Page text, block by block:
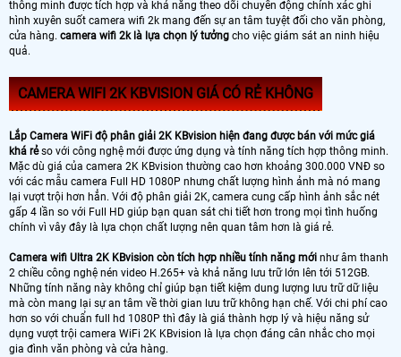
thông minh được tích hợp và khả năng theo dõi chuyển động chính xác ghi
hình xuyên suốt camera wifi 2k mang đến sự an tâm tuyệt đối cho văn phòng,
cửa hàng. camera wifi 2k là lựa chọn lý tưởng cho việc giám sát an ninh hiệu
quả.
CAMERA WIFI 2K KBVISION GIÁ CÓ RẺ KHÔNG
Lắp Camera WiFi độ phân giải 2K KBvision hiện đang được bán với mức giá
khá rẻso với công nghệ mới được ứng dụng và tính năng tích hợp thông minh.
Mặc dù giá của camera 2K KBvision thường cao hơn khoảng 300.000 VNĐ so
với các mẫu camera Full HD 1080P nhưng chất lượng hình ảnh mà nó mang
lại vượt trội hơn hẳn. Với độ phân giải 2K, camera cung cấp hình ảnh sắc nét
gấp 4 lần so với Full HD giúp bạn quan sát chi tiết hơn trong mọi tình huống
chính vì vây đây là lựa chọn chất lượng nên quan tâm hơn là giá rẻ.
Camera wifi Ultra 2K KBvision còn tích hợp nhiều tính năng mới như âm thanh
2 chiều công nghệ nén video H.265+ và khả năng lưu trữ lớn lên tới 512GB.
Những tính năng này không chỉ giúp bạn tiết kiệm dung lượng lưu trữ dữ liệu
mà còn mang lại sự an tâm về thời gian lưu trữ không hạn chế. Với chi phí cao
hơn so với chuẩn full hd 1080P thì đây là giá thành hợp lý và hiệu năng sử
dụng vượt trội camera WiFi 2K KBvision là lựa chọn đáng cân nhắc cho mọi
gia đình văn phòng và cửa hàng.